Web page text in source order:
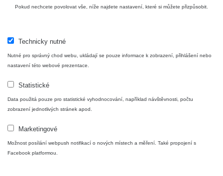
Podpořte nás
Studnice
Kontakt
Pokud nechcete povolovat vše, níže najdete nastavení, které si můžete přizpůsobit.
Technicky nutné
Nutné pro správný chod webu, ukládají se pouze informace k zobrazení, přihlášení nebo
nastavení této webové prezentace.
Statistické
Data použitá pouze pro statistické vyhodnocování, například návštěvnosti, počtu
zobrazení jednotlivých stránek apod.
Marketingové
Možnost posílání webpush notifikací o nových místech a měření. Také propojení s
Facebook platformou.